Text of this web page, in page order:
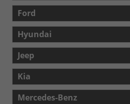
Ford
Hyundai
Jeep
Kia
Mercedes-Benz